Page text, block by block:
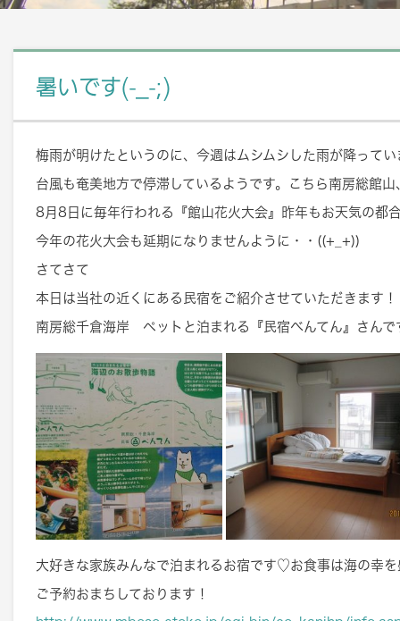
暑いです(-_-;)
梅雨が明けたというのに、今週はムシムシした雨が降ってい
台風も奄美地方で停滞しているようです。こちら南房総館
8月8日に毎年行われる『館山花火大会』昨年もお天気の都
今年の花火大会も延期になりませんように・・((+_+))
さてさて
本日は当社の近くにある民宿をご紹介させていただきます！
南房総千倉海岸 ペットと泊まれる『民宿べんてん』さんで
大好きな家族みんなで泊まれるお宿です♡お食事は海の幸
ご予約おまちしております！